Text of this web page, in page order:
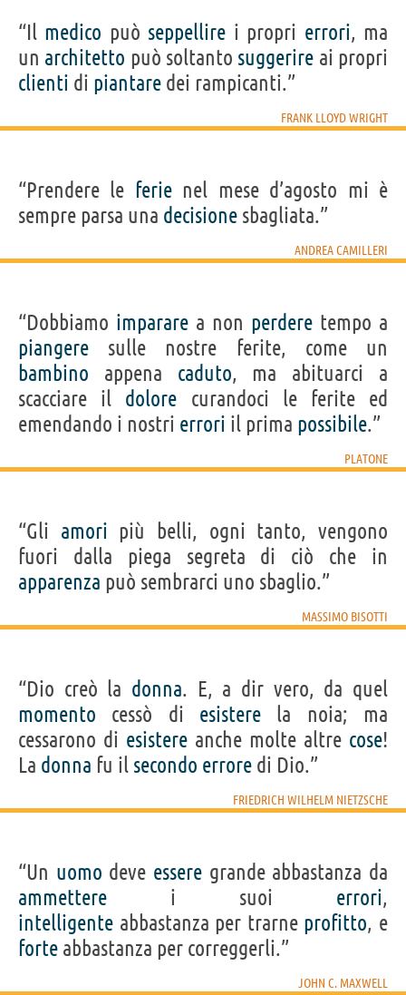
“Il medico può seppellire i propri errori, ma
un architetto può soltanto suggerire ai propri
clienti di piantare dei rampicanti.”
FRANK LLOYD WRIGHT
“Prendere le ferienel mese d’agosto mi è
sempre parsa una decisione sbagliata.”
ANDREA CAMILLERI
“Dobbiamo imparare a non perdere tempo a
piangere sulle nostre ferite, come un
bambino appena caduto, ma abituarci a
scacciare il dolore curandoci le ferite ed
emendando i nostri errori il prima possibile.”
PLATONE
“Gli amori più belli, ogni tanto, vengono
fuori dalla piega segreta di ciò che in
apparenza può sembrarci uno sbaglio.”
MASSIMO BISOTTI
“Dio creò la donna. E, a dir vero, da quel
momento cessò di esistere la noia; ma
cessarono di esistere anche molte altre cose!
La donna fu il secondo errore di Dio.”
FRIEDRICH WILHELM NIETZSCHE
“Un uomo deve essere grande abbastanza da
ammettere i suoi errori,
intelligente abbastanza per trarne profitto, e
forte abbastanza per correggerli.”
JOHN C. MAXWELL